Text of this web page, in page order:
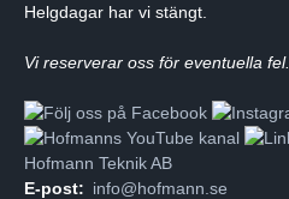
Helgdagar har vi stängt.
Vi reserverar oss för eventuella fel.
Hofmann Teknik AB
E-post: info@hofmann.se